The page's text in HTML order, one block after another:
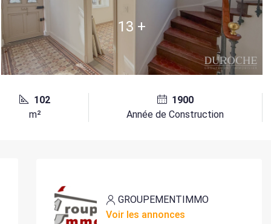
13 +
102
m²
1900
Année de Construction
GROUPEMENTIMMO
Voir les annonces